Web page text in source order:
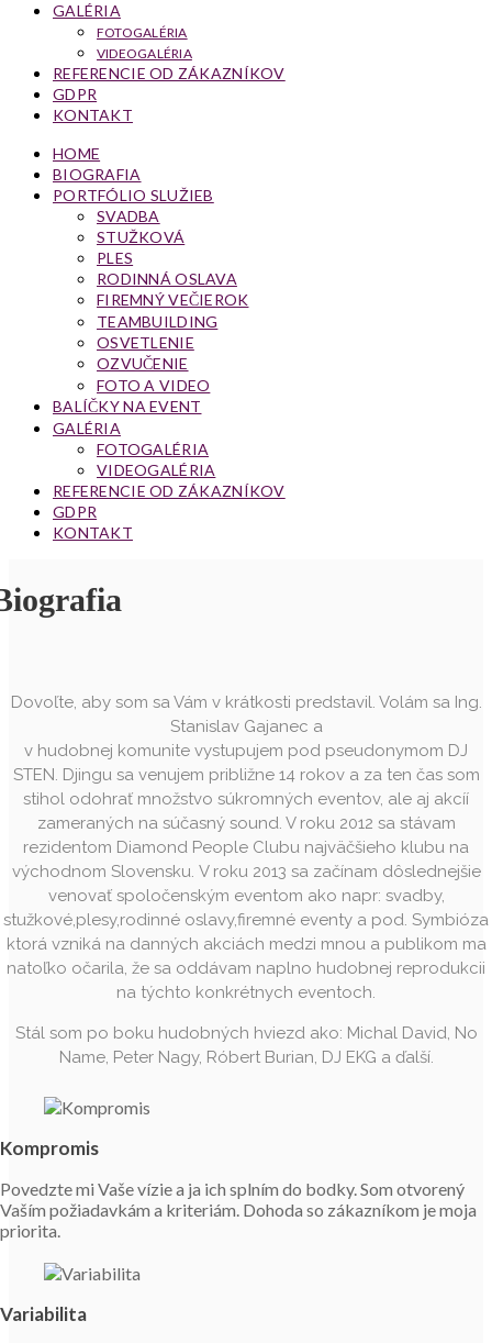
GALÉRIA
FOTOGALÉRIA
VIDEOGALÉRIA
REFERENCIE OD ZÁKAZNÍKOV
GDPR
KONTAKT
HOME
BIOGRAFIA
PORTFÓLIO SLUŽIEB
SVADBA
STUŽKOVÁ
PLES
RODINNÁ OSLAVA
FIREMNÝ VEČIEROK
TEAMBUILDING
OSVETLENIE
OZVUČENIE
FOTO A VIDEO
BALÍČKY NA EVENT
GALÉRIA
FOTOGALÉRIA
VIDEOGALÉRIA
REFERENCIE OD ZÁKAZNÍKOV
GDPR
KONTAKT
Dovoľte, aby som sa Vám v krátkosti predstavil. Volám sa Ing.
Stanislav Gajanec a
v hudobnej komunite vystupujem pod pseudonymom DJ
STEN. Djingu sa venujem približne 14 rokov a za ten čas som
stihol odohrať množstvo súkromných eventov, ale aj akcíí
zameraných na súčasný sound. V roku 2012 sa stávam
rezidentom Diamond People Clubu najväčšieho klubu na
východnom Slovensku. V roku 2013 sa začínam dôslednejšie
venovať spoločenským eventom ako napr: svadby,
stužkové,plesy,rodinné oslavy,firemné eventy a pod. Symbióza
ktorá vzniká na danných akciách medzi mnou a publikom ma
natoľko očarila, že sa oddávam naplno hudobnej reprodukcii
na týchto konkrétnych eventoch.
Stál som po boku hudobných hviezd ako: Michal David, No
Name, Peter Nagy, Róbert Burian, DJ EKG a ďalší.
Kompromis
Povedzte mi Vaše vízie a ja ich splním do bodky. Som otvorený
Vaším požiadavkám a kriteriám. Dohoda so zákazníkom je moja
priorita.
Variabilita